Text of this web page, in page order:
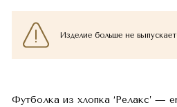
Изделие больше не
Футболка из хлопка ‘Релакс’ —